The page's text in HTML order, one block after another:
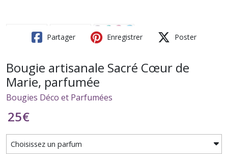
Partager Enregistrer Poster
Bougie artisanale Sacré Cœur de
Marie, parfumée
Bougies Déco et Parfumées
25€